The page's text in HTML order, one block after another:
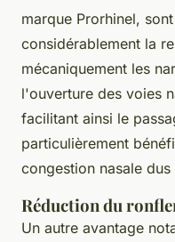
marque Prorhinel,
considérablement la
mécaniquement les
l'ouverture des voies
facilitant ainsi le
particulièrement
congestion nasale
Réduction du
Un autre avantage